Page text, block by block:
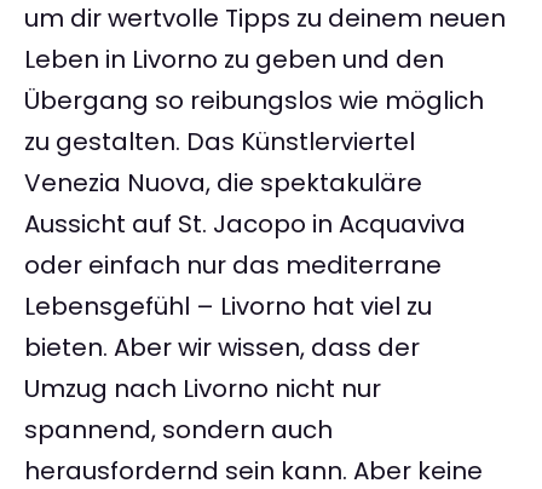
um dir wertvolle Tipps zu deinem neuen
Leben in Livorno zu geben und den
Übergang so reibungslos wie möglich
zu gestalten. Das Künstlerviertel
Venezia Nuova, die spektakuläre
Aussicht auf St. Jacopo in Acquaviva
oder einfach nur das mediterrane
Lebensgefühl – Livorno hat viel zu
bieten. Aber wir wissen, dass der
Umzug nach Livorno nicht nur
spannend, sondern auch
herausfordernd sein kann. Aber keine